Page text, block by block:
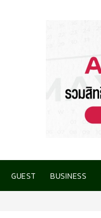
GUEST BUSINESS
พรูเด็นเชียล ประเทศไทย จับมื